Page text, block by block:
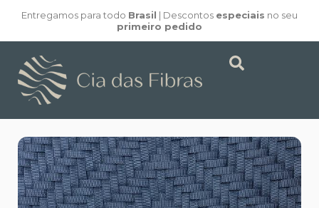
Entregamos para todo Brasil | Descontos especiais no seu
primeiro pedido